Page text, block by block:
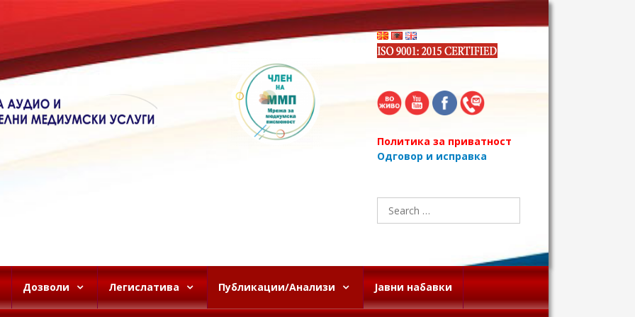
Политика за приватност
Одговор и исправка
Search
for:
Дозволи Легислатива Публикации/Анализи Јавни набавки